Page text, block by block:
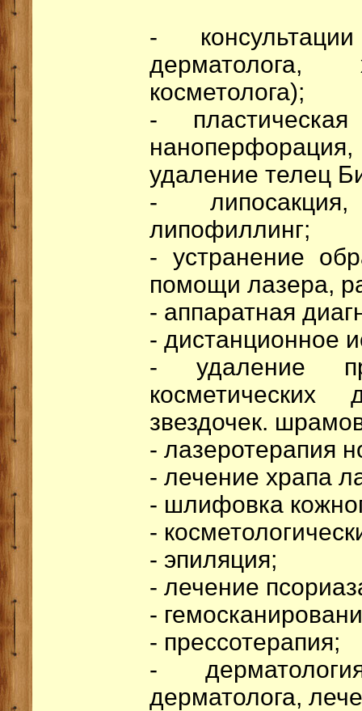
-
дерматолога,
косметолога);
-
удаление телец
- липосакция,
липофиллинг;
- устранение
помощи лазера,
- аппаратная
- дистанционное
- удаление
косметических
звездочек.
- лазеротерапия
- лечение храпа
- шлифовка
-
- эпиляция;
- лечение
-
- прессотерапия;
-
дерматолога,